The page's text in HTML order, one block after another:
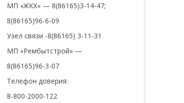
МП «ЖКХ» — 8(86165)3-14-47;
8(86165)96-6-09
Узел связи -8(86165) 3-11-31
МП «Рембытстрой» —
8(86165)96-3-07
Телефон доверия:
8-800-2000-122